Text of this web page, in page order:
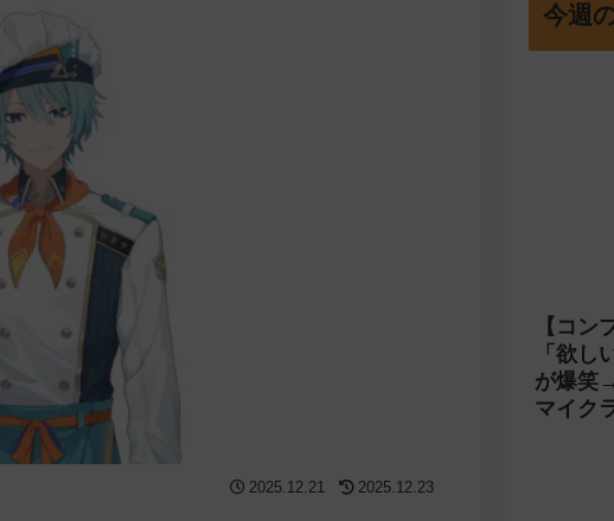
2025.12.21 2025.12.23
今週
【コン
「欲し
が爆笑
マイク